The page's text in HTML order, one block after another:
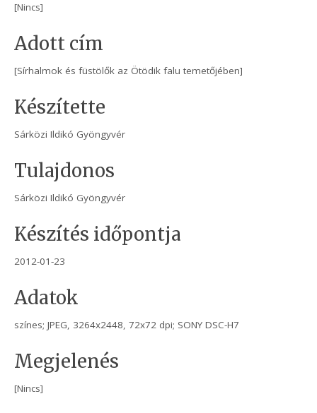
[Nincs]
Adott cím
[Sírhalmok és füstölők az Ötödik falu temetőjében]
Készítette
Sárközi Ildikó Gyöngyvér
Tulajdonos
Sárközi Ildikó Gyöngyvér
Készítés időpontja
2012-01-23
Adatok
színes; JPEG, 3264x2448, 72x72 dpi; SONY DSC-H7
Megjelenés
[Nincs]